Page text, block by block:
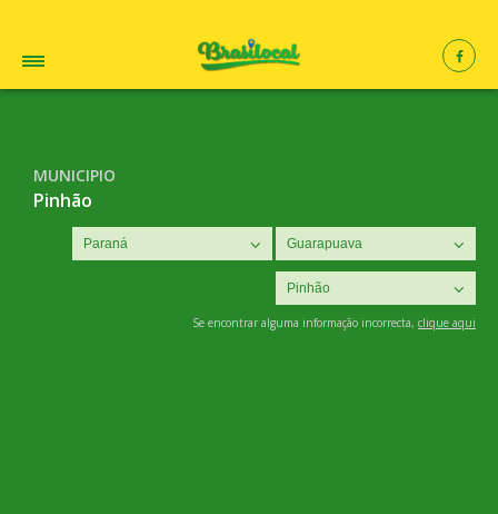
MUNICIPIO
Pinhão
Se encontrar alguma informação incorrecta, clique aqui